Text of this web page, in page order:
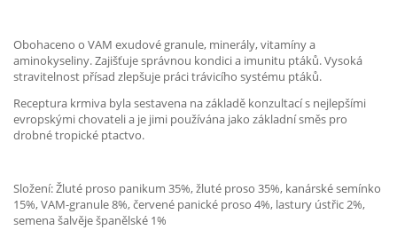
Obohaceno o VAM exudové granule, minerály, vitamíny a
aminokyseliny. Zajišťuje správnou kondici a imunitu ptáků. Vysoká
stravitelnost přísad zlepšuje práci trávicího systému ptáků.
Receptura krmiva byla sestavena na základě konzultací s nejlepšími
evropskými chovateli a je jimi používána jako základní směs pro
drobné tropické ptactvo.
Složení: Žluté proso panikum 35%, žluté proso 35%, kanárské semínko
15%, VAM-granule 8%, červené panické proso 4%, lastury ústřic 2%,
semena šalvěje španělské 1%